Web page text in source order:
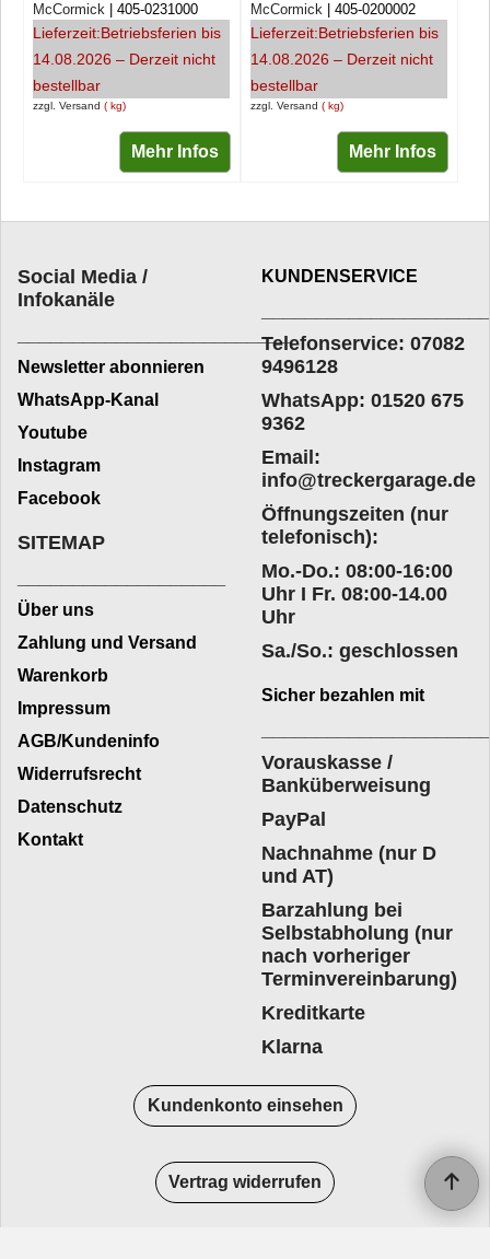
zzgl. Versand kg
McCormick 405-0231000
Lieferzeit:Betriebsferien bis
14.08.2026 – Derzeit nicht
bestellbar
Mehr Infos
zzgl. Versand kg
McCormick 405-0200002
Lieferzeit:Betriebsferien bis
14.08.2026 – Derzeit nicht
bestellbar
Mehr Infos
Social Media /
Infokanäle
_________________________
Newsletter abonnieren
WhatsApp-Kanal
Youtube
Instagram
Facebook
KUNDENSERVICE
Telefonservice: 07082
9496128
WhatsApp: 01520 675
9362
Email:
info@treckergarage.de
Öffnungszeiten (nur
telefonisch):
Mo.-Do.: 08:00-16:00
Uhr I Fr. 08:00-14.00
Uhr
Sa./So.: geschlossen
SITEMAP
Über uns
Zahlung und Versand
Warenkorb
Impressum
AGB/Kundeninfo
Widerrufsrecht
Datenschutz
Kontakt
Sicher bezahlen mit
Vorauskasse /
Banküberweisung
PayPal
Nachnahme (nur D
und AT)
Barzahlung bei
Selbstabholung (nur
nach vorheriger
Terminvereinbarung)
Kreditkarte
Klarna
Kundenkonto einsehen
Vertrag widerrufen